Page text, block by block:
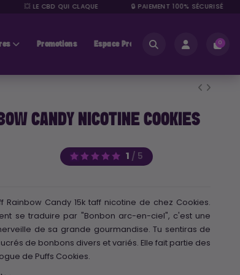
💥 LE CBD QUI CLAQUE 🔒 PAIEMENT 100% SÉCURISÉ
Promotions Espace Pros 0
CANDY NICOTINE COOKIES
1 / 5
Rainbow Candy 15k taff nicotine de chez Cookies.
se traduire par "Bonbon arc-en-ciel", c'est une
de sa grande gourmandise. Tu sentiras de
de bonbons divers et variés. Elle fait partie des
de Puffs Cookies.